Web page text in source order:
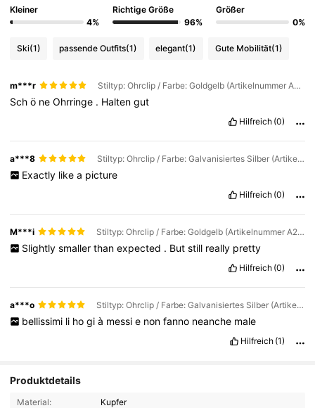
Kleiner
4%
Richtige Größe
96%
Größer
0%
Ski(1) passende Outfits(1) elegant(1) Gute Mobilität(1)
m***r Stiltyp: Ohrclip / Farbe: Goldgelb (Artikelnummer A2429)
Schö neOhrringe . Haltengut
Hilfreich (0)
a***8 Stiltyp: Ohrclip / Farbe: Galvanisiertes Silber (Artikelnummer A2430)
Exactly like a picture
Hilfreich (0)
M***i Stiltyp: Ohrclip / Farbe: Goldgelb (Artikelnummer A2429)
Slightly smaller than expected . But still really pretty
Hilfreich (0)
a***o Stiltyp: Ohrclip / Farbe: Galvanisiertes Silber (Artikelnummer A2430)
bellissimi li ho gi à messi e non fanno neanche male
Hilfreich (1)
Produktdetails
Material: Kupfer